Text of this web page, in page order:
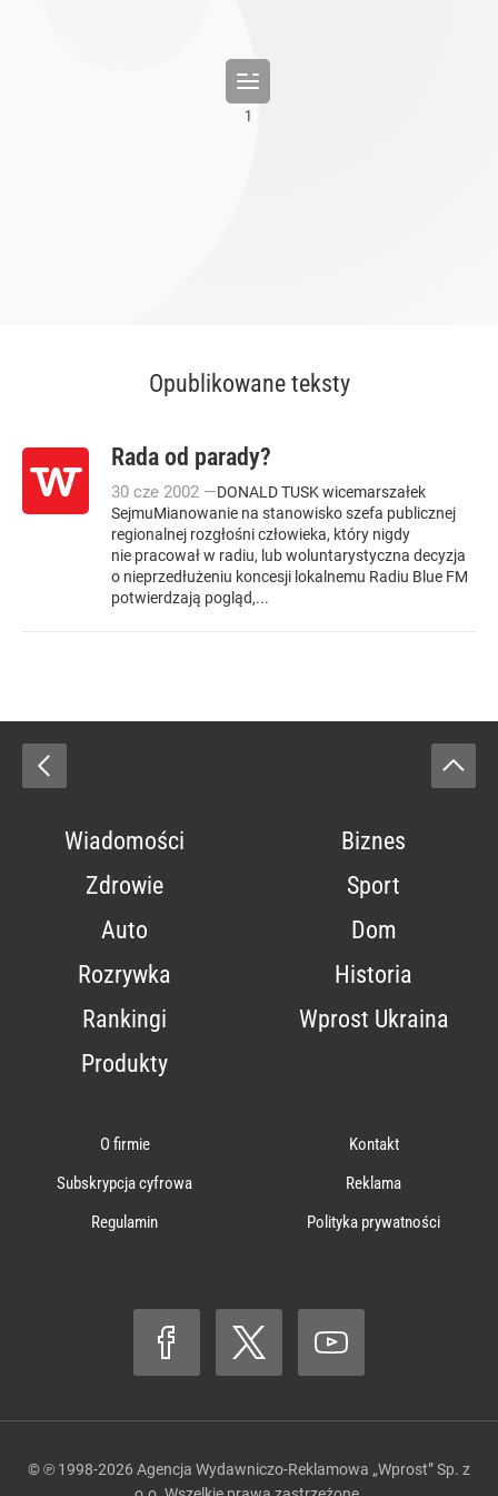
Opublikowane teksty
Rada od parady?
30 cze 2002 —DONALD TUSK wicemarszałek
SejmuMianowanie na stanowisko szefa publicznej
regionalnej rozgłośni człowieka, który nigdy
nie pracował w radiu, lub woluntarystyczna decyzja
o nieprzedłużeniu koncesji lokalnemu Radiu Blue FM
potwierdzają pogląd,...
Wiadomości
Biznes
Zdrowie
Sport
Auto
Dom
Rozrywka
Historia
Rankingi
Wprost Ukraina
Produkty
O firmie
Kontakt
Subskrypcja cyfrowa
Reklama
Regulamin
Polityka prywatności
© ℗ 1998-2026 Agencja Wydawniczo-Reklamowa „Wprost” Sp. z